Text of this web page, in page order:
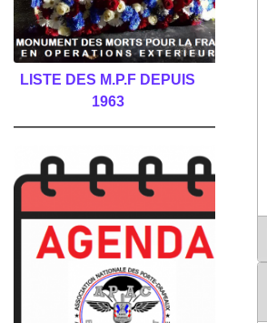
LISTE DES M.P.F DEPUIS
1963